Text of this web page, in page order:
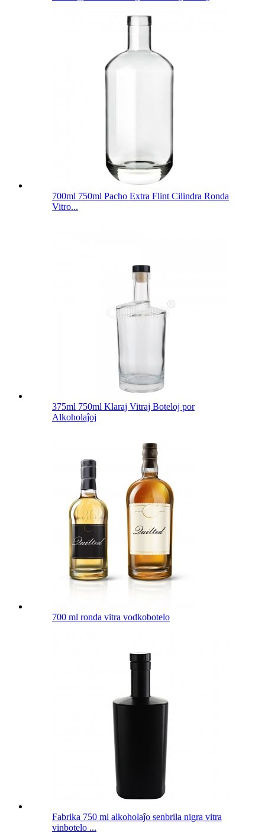
700ml 750ml Pacho Extra Flint Cilindra Ronda
Vitro...
375ml 750ml Klaraj Vitraj Boteloj por
Alkoholaĵoj
700 ml ronda vitra vodkobotelo
Fabrika 750 ml alkoholaĵo senbrila nigra vitra
vinbotelo ...